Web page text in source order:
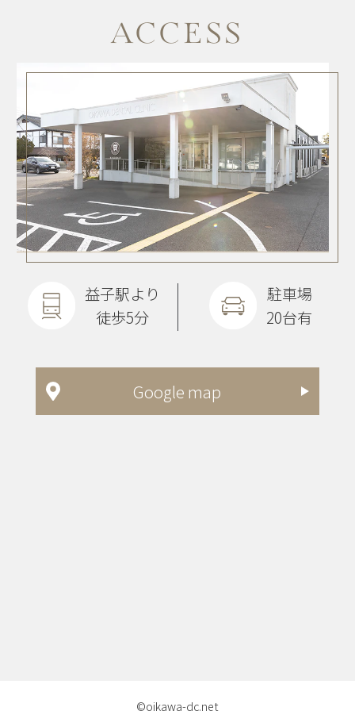
Google map
ACCESS
益子駅より
徒歩5分
駐車場
20台有
©oikawa-dc.net